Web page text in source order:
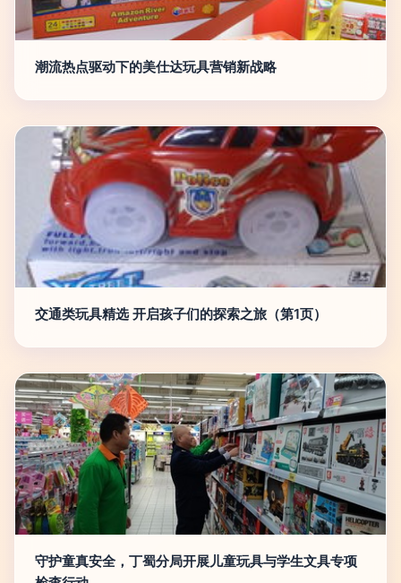
潮流热点驱动下的美仕达玩具营销新战略
交通类玩具精选 开启孩子们的探索之旅（第1页）
守护童真安全，丁蜀分局开展儿童玩具与学生文具专项